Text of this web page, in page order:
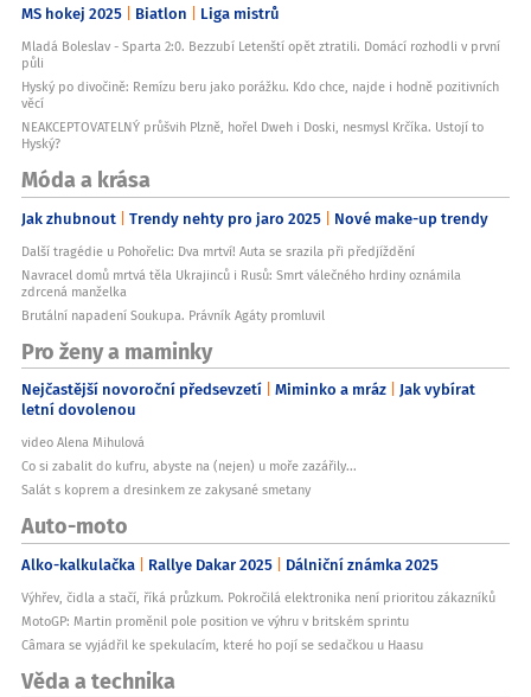
MS hokej 2025 Biatlon Liga mistrů
Mladá Boleslav - Sparta 2:0. Bezzubí Letenští opět ztratili. Domácí rozhodli v první
půli
Hyský po divočině: Remízu beru jako porážku. Kdo chce, najde i hodně pozitivních
věcí
NEAKCEPTOVATELNÝ průšvih Plzně, hořel Dweh i Doski, nesmysl Krčíka. Ustojí to
Hyský?
Móda a krása
Jak zhubnout Trendy nehty pro jaro 2025 Nové make-up trendy
Další tragédie u Pohořelic: Dva mrtví! Auta se srazila při předjíždění
Navracel domů mrtvá těla Ukrajinců i Rusů: Smrt válečného hrdiny oznámila
zdrcená manželka
Brutální napadení Soukupa. Právník Agáty promluvil
Pro ženy a maminky
Nejčastější novoroční předsevzetí Miminko a mráz Jak vybírat
letní dovolenou
video Alena Mihulová
Co si zabalit do kufru, abyste na (nejen) u moře zazářily...
Salát s koprem a dresinkem ze zakysané smetany
Auto-moto
Alko-kalkulačka Rallye Dakar 2025 Dálniční známka 2025
Výhřev, čidla a stačí, říká průzkum. Pokročilá elektronika není prioritou zákazníků
MotoGP: Martin proměnil pole position ve výhru v britském sprintu
Câmara se vyjádřil ke spekulacím, které ho pojí se sedačkou u Haasu
Věda a technika